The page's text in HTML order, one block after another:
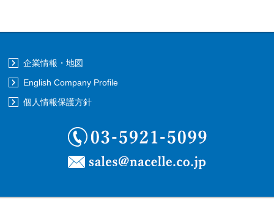
企業情報・地図
English Company Profile
個人情報保護方針